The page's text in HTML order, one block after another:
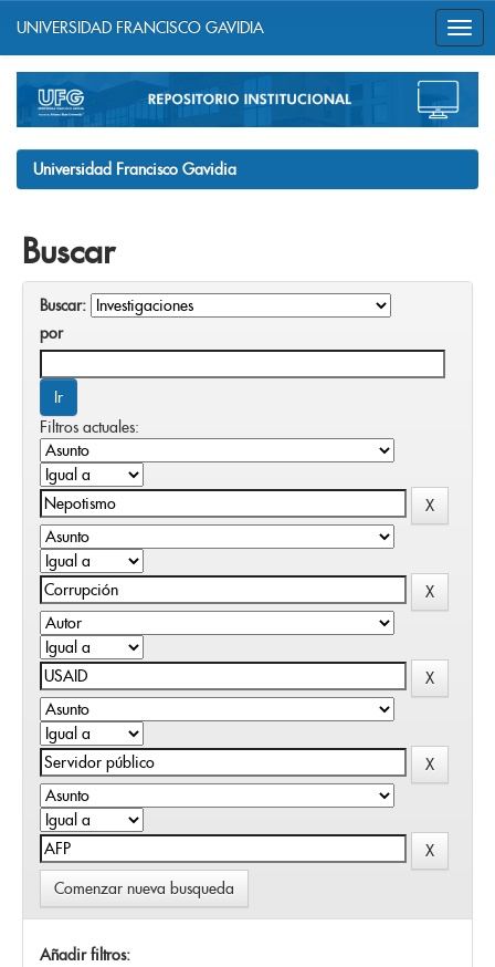
navigation
UNIVERSIDAD FRANCISCO GAVIDIA
Universidad Francisco Gavidia
Buscar
Buscar:
por
Filtros actuales:
Comenzar nueva busqueda
Añadir filtros: